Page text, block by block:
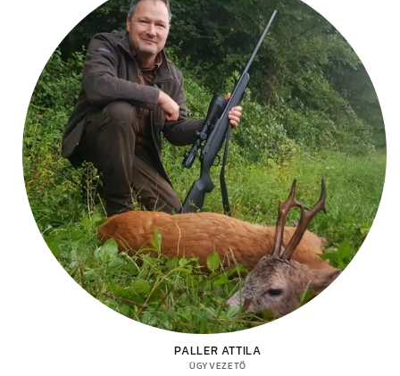
PALLER ATTILA
ÜGYVEZETŐ